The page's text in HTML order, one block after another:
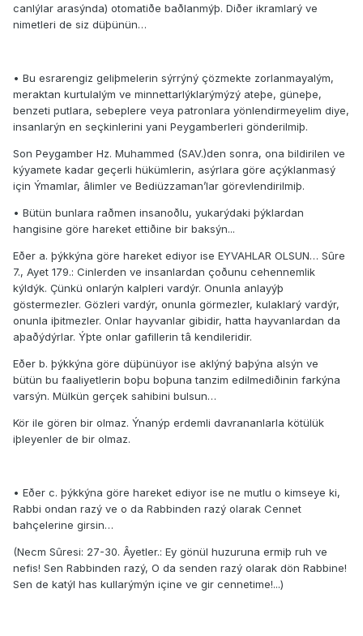
canlýlar arasýnda) otomatiðe baðlanmýþ. Diðer ikramlarý ve
nimetleri de siz düþünün…
• Bu esrarengiz geliþmelerin sýrrýný çözmekte zorlanmayalým,
meraktan kurtulalým ve minnettarlýklarýmýzý ateþe, güneþe,
benzeti putlara, sebeplere veya patronlara yönlendirmeyelim diye,
insanlarýn en seçkinlerini yani Peygamberleri gönderilmiþ.
Son Peygamber Hz. Muhammed (SAV.)den sonra, ona bildirilen ve
kýyamete kadar geçerli hükümlerin, asýrlara göre açýklanmasý
için Ýmamlar, âlimler ve Bediüzzaman’lar görevlendirilmiþ.
• Bütün bunlara raðmen insanoðlu, yukarýdaki þýklardan
hangisine göre hareket ettiðine bir baksýn...
Eðer a. þýkkýna göre hareket ediyor ise EYVAHLAR OLSUN… Sûre
7., Ayet 179.: Cinlerden ve insanlardan çoðunu cehennemlik
kýldýk. Çünkü onlarýn kalpleri vardýr. Onunla anlayýþ
göstermezler. Gözleri vardýr, onunla görmezler, kulaklarý vardýr,
onunla iþitmezler. Onlar hayvanlar gibidir, hatta hayvanlardan da
aþaðýdýrlar. Ýþte onlar gafillerin tâ kendileridir.
Eðer b. þýkkýna göre düþünüyor ise aklýný baþýna alsýn ve
bütün bu faaliyetlerin boþu boþuna tanzim edilmediðinin farkýna
varsýn. Mülkün gerçek sahibini bulsun…
Kör ile gören bir olmaz. Ýnanýp erdemli davrananlarla kötülük
iþleyenler de bir olmaz.
• Eðer c. þýkkýna göre hareket ediyor ise ne mutlu o kimseye ki,
Rabbi ondan razý ve o da Rabbinden razý olarak Cennet
bahçelerine girsin…
(Necm Sûresi: 27-30. Âyetler.: Ey gönül huzuruna ermiþ ruh ve
nefis! Sen Rabbinden razý, O da senden razý olarak dön Rabbine!
Sen de katýl has kullarýmýn içine ve gir cennetime!...)